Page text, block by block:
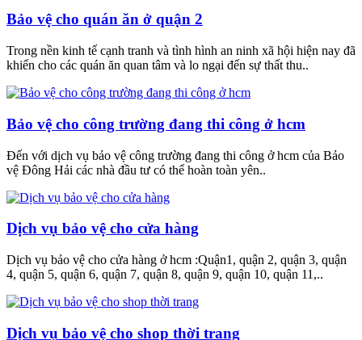
Bảo vệ cho quán ăn ở quận 2
Trong nền kinh tế cạnh tranh và tình hình an ninh xã hội hiện nay đã
khiến cho các quán ăn quan tâm và lo ngại đến sự thất thu..
Bảo vệ cho công trường đang thi công ở hcm
Đến với dịch vụ bảo vệ công trường đang thi công ở hcm của Bảo
vệ Đông Hải các nhà đầu tư có thể hoàn toàn yên..
Dịch vụ bảo vệ cho cửa hàng
Dịch vụ bảo vệ cho cửa hàng ở hcm :Quận1, quận 2, quận 3, quận
4, quận 5, quận 6, quận 7, quận 8, quận 9, quận 10, quận 11,..
Dịch vụ bảo vệ cho shop thời trang